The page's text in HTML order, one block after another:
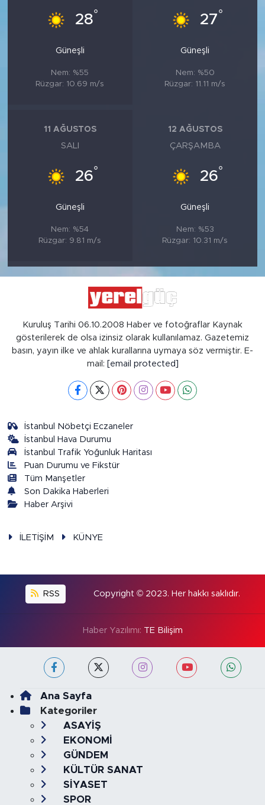
28°
Güneşli
Nem: %55
Rüzgar: 10.69 m/s
27°
Güneşli
Nem: %50
Rüzgar: 11.11 m/s
11 AĞUSTOS
SALI
26°
Güneşli
Nem: %54
Rüzgar: 9.81 m/s
12 AĞUSTOS
ÇARŞAMBA
26°
Güneşli
Nem: %53
Rüzgar: 10.31 m/s
Kuruluş Tarihi 06.10.2008 Haber ve fotoğraflar Kaynak
gösterilerek de olsa izinsiz olarak kullanılamaz. Gazetemiz
basın, yayın ilke ve ahlak kurallarına uymaya söz vermiştir. E-
mail: [email protected]
İstanbul Nöbetçi Eczaneler
İstanbul Hava Durumu
İstanbul Trafik Yoğunluk Haritası
Puan Durumu ve Fikstür
Tüm Manşetler
Son Dakika Haberleri
Haber Arşivi
İLETİŞİM KÜNYE
RSS Copyright © 2023. Her hakkı saklıdır.
Haber Yazılımı: TE Bilişim
Ana Sayfa
Kategoriler
ASAYİŞ
EKONOMİ
GÜNDEM
KÜLTÜR SANAT
SİYASET
SPOR